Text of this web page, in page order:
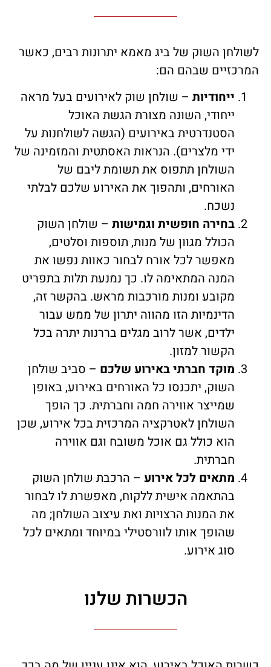
לשולחן השוק של ביג מאמא יתרונות רבים, כאשר
המרכזיים שבהם הם:
ייחודיות – שולחן שוק לאירועים בעל מראה
ייחודי, השונה מצורת הגשת האוכל
הסטנדרטית באירועים (הגשה לשולחנות על
ידי מלצרים). הנראות האסתטית והמזמינה של
השולחן תתפוס את תשומת ליבם של
האורחים, ותהפוך את האירוע שלכם לבלתי
נשכח.
בחירה חופשית וגמישות – שולחן השוק
הכולל מגוון של מנות, תוספות וסלטים,
מאפשר לכל אורח לבחור כאוות נפשו את
המנה המתאימה לו. כך נמנעת תלות בתפריט
מקובע ומנות מורכבות מראש. בהקשר זה,
הדינמיות הזו מהווה יתרון של ממש עבור
ילדים, אשר לרוב מגלים בררנות יתרה בכל
הקשור למזון.
מוקד חברתי באירוע שלכם – סביב שולחן
השוק, יתכנסו כל האורחים באירוע, באופן
שמייצר אווירה חמה וחברתית. כך הופך
השולחן לאטרקציה המרכזית בכל אירוע, שכן
הוא כולל גם אוכל משובח וגם אווירה
חברתית.
מתאים לכל אירוע – הרכבת שולחן השוק
בהתאמה אישית ללקוח, מאפשרת לו לבחור
את המנות הרצויות ואת עיצוב השולחן; מה
שהופך אותו לוורסטילי במיוחד ומתאים לכל
סוג אירוע.
הכשרות שלנו